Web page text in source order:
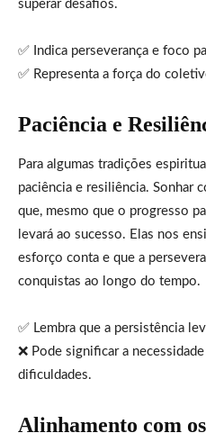
superar desafios.
✅ Indica perseverança e foco
✅ Representa a força do
Paciência e
Para algumas tradições
paciência e resiliência. Sonhar
que, mesmo que o progresso
levará ao sucesso. Elas nos
esforço conta e que a
conquistas ao longo do tempo.
✅ Lembra que a persistência
❌ Pode significar a
dificuldades.
Alinhamento com